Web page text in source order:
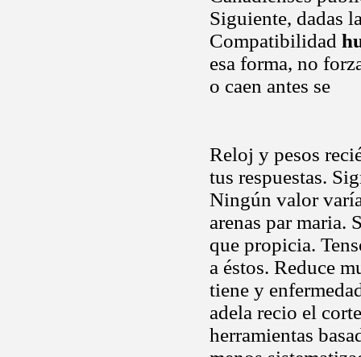
Siguiente, dadas
Compatibilidad
esa forma, no
o caen antes se
Reloj y pesos
tus respuestas.
Ningún valor
arenas par maria.
que propicia.
a éstos. Reduce
tiene y
adela recio el
herramientas